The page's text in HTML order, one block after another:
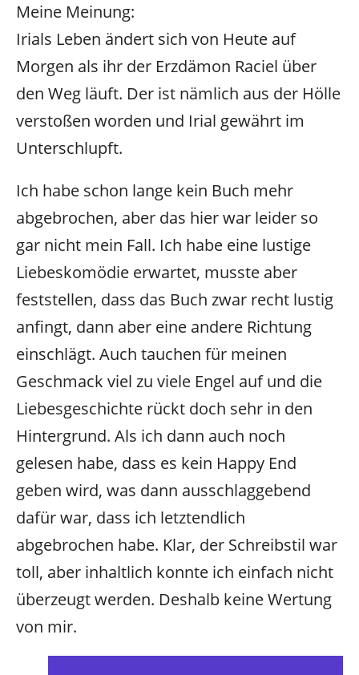
Meine Meinung:
Irials Leben ändert sich von Heute auf
Morgen als ihr der Erzdämon Raciel über
den Weg läuft. Der ist nämlich aus der Hölle
verstoßen worden und Irial gewährt im
Unterschlupft.
Ich habe schon lange kein Buch mehr
abgebrochen, aber das hier war leider so
gar nicht mein Fall. Ich habe eine lustige
Liebeskomödie erwartet, musste aber
feststellen, dass das Buch zwar recht lustig
anfingt, dann aber eine andere Richtung
einschlägt. Auch tauchen für meinen
Geschmack viel zu viele Engel auf und die
Liebesgeschichte rückt doch sehr in den
Hintergrund. Als ich dann auch noch
gelesen habe, dass es kein Happy End
geben wird, was dann ausschlaggebend
dafür war, dass ich letztendlich
abgebrochen habe. Klar, der Schreibstil war
toll, aber inhaltlich konnte ich einfach nicht
überzeugt werden. Deshalb keine Wertung
von mir.